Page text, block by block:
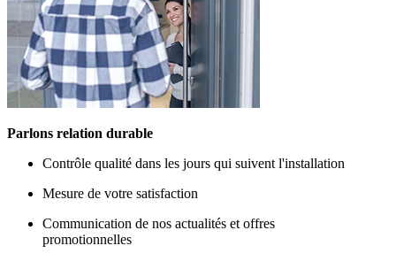
Parlons relation durable
Contrôle qualité dans les jours qui suivent l'installation
Mesure de votre satisfaction
Communication de nos actualités et offres
promotionnelles